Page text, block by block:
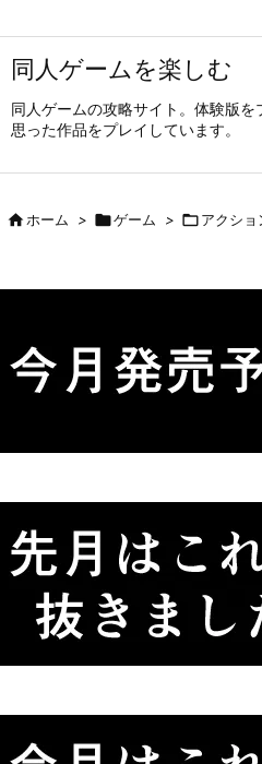
同人ゲームを楽しむ
同人ゲームの攻略サイト。体験版
思った作品をプレイしています。
ホーム > ゲーム > アクショ